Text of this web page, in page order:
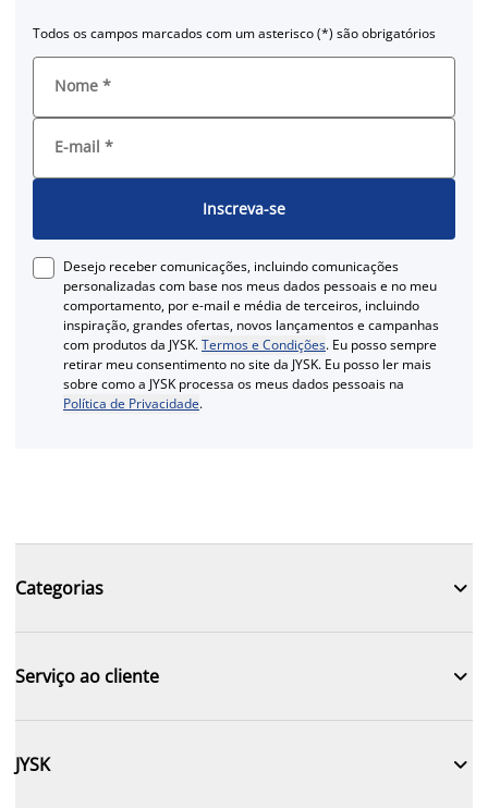
Todos os campos marcados com um asterisco (*) são obrigatórios
Nome *
E-mail *
Inscreva-se
Desejo receber comunicações, incluindo comunicações
personalizadas com base nos meus dados pessoais e no meu
comportamento, por e-mail e média de terceiros, incluindo
inspiração, grandes ofertas, novos lançamentos e campanhas
com produtos da JYSK.Termos e Condições. Eu posso sempre
retirar meu consentimento no site da JYSK. Eu posso ler mais
sobre como a JYSK processa os meus dados pessoais na
Política de Privacidade.
Categorias 
Serviço ao cliente 
JYSK 